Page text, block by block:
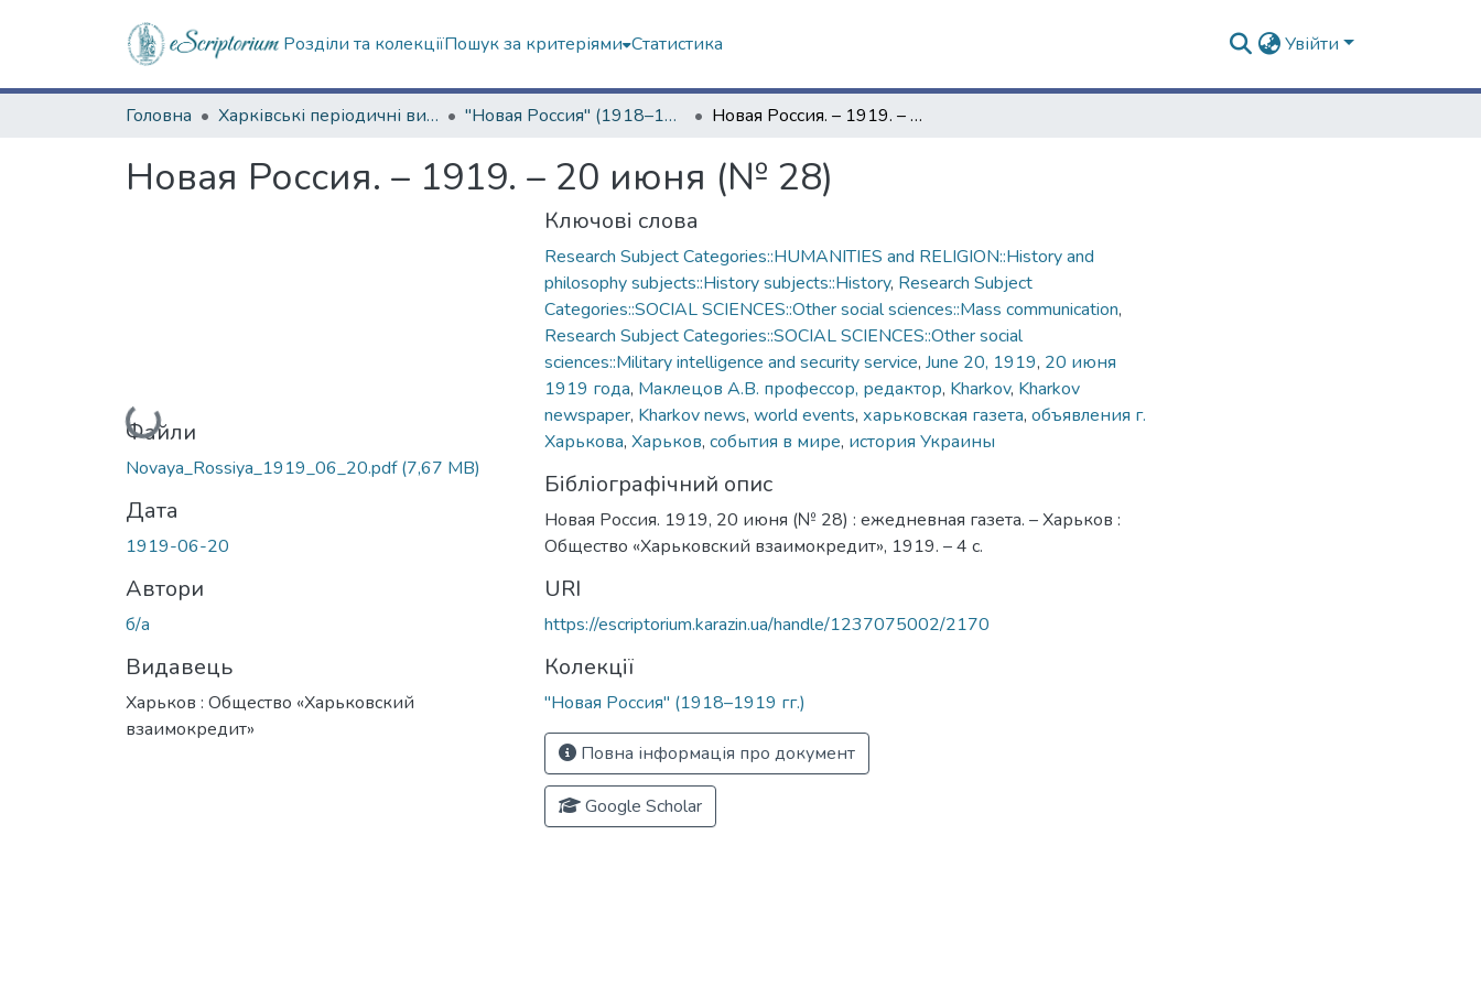
Розділи та колекціїПошук за критеріями Статистика Увійти
Головна Харківські періодичні видання "Новая Россия" (1918–1919 гг.) Новая Россия. – 1919. – 20 июня (№ 28)
Новая Россия. – 1919. – 20 июня (№ 28)
Вантажиться...
Файли
Novaya_Rossiya_1919_06_20.pdf(7,67 MB)
Дата
1919-06-20
Автори
б/а
Видавець
Харьков : Общество «Харьковский
взаимокредит»
Ключові слова
Research Subject Categories::HUMANITIES and RELIGION::History and
philosophy subjects::History subjects::History, Research Subject
Categories::SOCIAL SCIENCES::Other social sciences::Mass communication,
Research Subject Categories::SOCIAL SCIENCES::Other social
sciences::Military intelligence and security service, June 20, 1919, 20 июня
1919 года, Маклецов А.В. профессор, редактор, Kharkov, Kharkov
newspaper, Kharkov news, world events, харьковская газета, объявления г.
Харькова, Харьков, события в мире, история Украины
Бібліографічний опис
Новая Россия. 1919, 20 июня (№ 28) : ежедневная газета. – Харьков :
Общество «Харьковский взаимокредит», 1919. – 4 с.
URI
https://escriptorium.karazin.ua/handle/1237075002/2170
Колекції
"Новая Россия" (1918–1919 гг.)
Повна інформація про документ
Google Scholar